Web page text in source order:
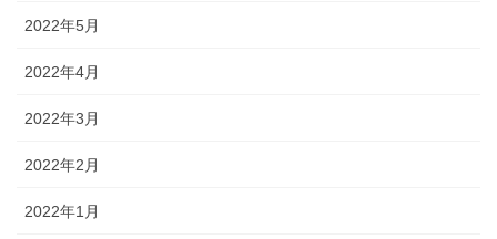
2022年5月
2022年4月
2022年3月
2022年2月
2022年1月